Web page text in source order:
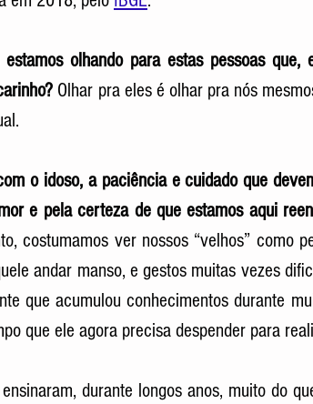
olhando para estas pessoas que,
Olhar pra eles é olhar pra nós
o idoso, a paciência e cuidado que
e pela certeza de que estamos aqui
costumamos ver nossos “velhos” como
andar manso, e gestos muitas vezes
que acumulou conhecimentos durante
que ele agora precisa despender para
durante longos anos, muito do